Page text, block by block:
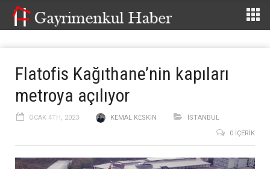
Flatofis Kağıthane’nin kapıları
metroya açılıyor
OCAK 4TH, 2023 KEMAL KESKIN
İSTANBUL
0 İÇERIK